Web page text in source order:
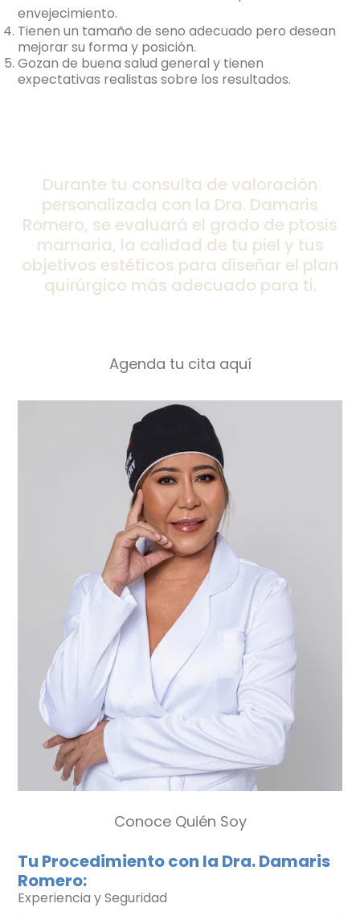
envejecimiento.
Tienen un tamaño de seno adecuado pero desean
mejorar su forma y posición.
Gozan de buena salud general y tienen
expectativas realistas sobre los resultados.
Durante tu consulta de valoración
personalizada con la Dra. Damaris
Romero, se evaluará el grado de ptosis
mamaria, la calidad de tu piel y tus
objetivos estéticos para diseñar el plan
quirúrgico más adecuado para ti.
Agenda tu cita aquí
Conoce Quién Soy
Tu Procedimiento con la Dra. Damaris
Romero:
Experiencia y Seguridad